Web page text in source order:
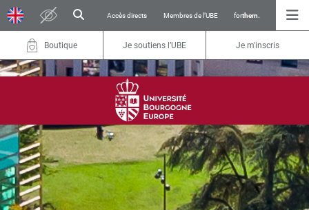
Accès directs Membres de l’UBE forthem.
Boutique Je soutiens l’UBE Je m'inscris